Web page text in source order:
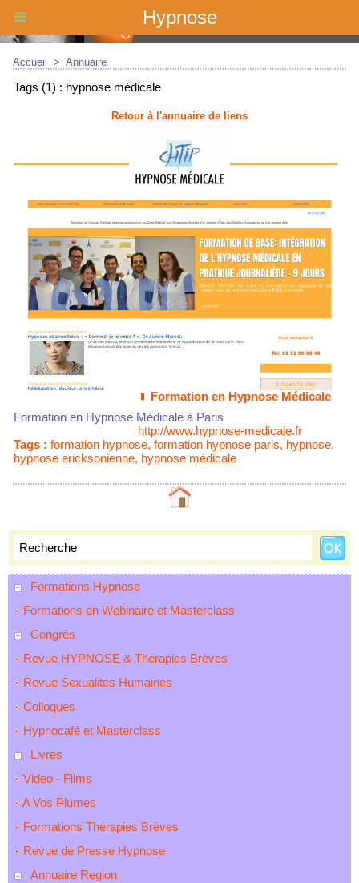
Hypnose
Formations Hypnose
Formations en Webinaire et Masterclass
Congrès
Revue HYPNOSE & Thérapies Brèves
Revue Sexualités Humaines
Colloques
Hypnocafé et Masterclass
Livres
Video - Films
A Vos Plumes
Formations Thérapies Brèves
Revue de Presse Hypnose
Annuaire Region
Accueil > Annuaire
Tags (1) : hypnose médicale
Retour à l'annuaire de liens
Formation en Hypnose Médicale
Formation en Hypnose Médicale à Paris
http://www.hypnose-medicale.fr
Tags : formation hypnose, formation hypnose paris, hypnose,
hypnose ericksonienne, hypnose médicale